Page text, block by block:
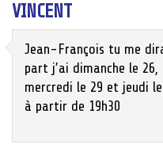
VINCENT
Jean-François tu me
part j’ai dimanche le 26,
mercredi le 29 et jeudi
à partir de 19h30